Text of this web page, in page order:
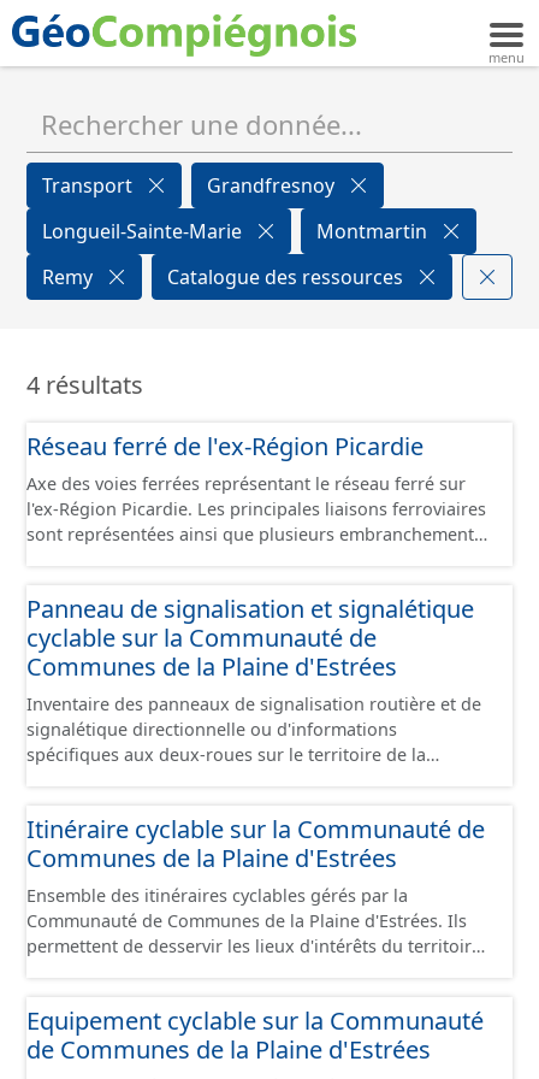
Transport
Grandfresnoy
Longueil-Sainte-Marie
Montmartin
Remy
Catalogue des ressources
4 résultats
Réseau ferré de l'ex-Région Picardie
Axe des voies ferrées représentant le réseau ferré sur
l'ex-Région Picardie. Les principales liaisons ferroviaires
sont représentées ainsi que plusieurs embranchements
sont désaffectées mais sont toujours physiquement
présentes sur le terrain.
Panneau de signalisation et signalétique
cyclable sur la Communauté de
Communes de la Plaine d'Estrées
Inventaire des panneaux de signalisation routière et de
signalétique directionnelle ou d'informations
spécifiques aux deux-roues sur le territoire de la
en cours de réalisation. Cet inventaire est en cours, la
donnée n'est donc pas exhaustive.
Itinéraire cyclable sur la Communauté de
Communes de la Plaine d'Estrées
Ensemble des itinéraires cyclables gérés par la
Communauté de Communes de la Plaine d'Estrées. Ils
permettent de desservir les lieux d'intérêts du territoire
de bonnes conditions. Ils peuvent emprunter tout type
de voies sécurisées : voie verte, piste cyclable, voie à
Equipement cyclable sur la Communauté
de Communes de la Plaine d'Estrées